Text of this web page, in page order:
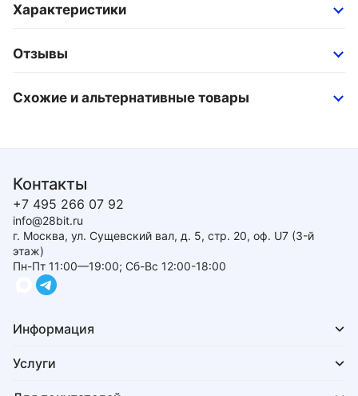
Характеристики
Отзывы
Схожие и альтернативные товары
Контакты
+7 495 266 07 92
info@28bit.ru
г. Москва, ул. Сущевский вал, д. 5, стр. 20, оф. U7 (3-й
этаж)
Пн-Пт 11:00—19:00; Сб-Вс 12:00-18:00
Информация
Услуги